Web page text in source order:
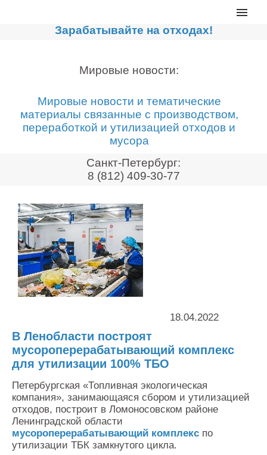
Главная
Сортировочные линии
Дробильное оборудование
Компакторы, контейнеры
Реализованные проекты
Видео
Новости компании
Мировые новости
О нас
Контакты
Оставить заявку
Зарабатывайте на отходах!
Мировые новости:
Мировые новости и тематические
материалы связанные с производством,
переработкой и утилизацией отходов и
мусора
Санкт-Петербург:
8 (812) 409-30-77
18.04.2022
В Ленобласти построят
мусороперерабатывающий комплекс
для утилизации 100% ТБО
Петербургская «Топливная экологическая
компания», занимающаяся сбором и утилизацией
отходов, построит в Ломоносовском районе
Ленинградской области
мусороперерабатывающий комплекс по
утилизации ТБК замкнутого цикла.